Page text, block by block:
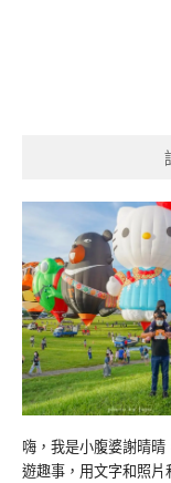
嗨，我是小腹婆謝晴
遊趣事，用文字和照片